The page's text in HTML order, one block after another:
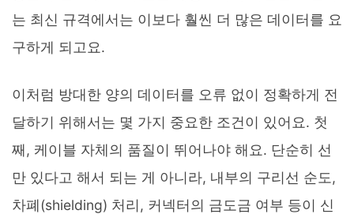
는 최신 규격에서는 이보다 훨씬 더 많은 데이터를 요
구하게 되고요.
이처럼 방대한 양의 데이터를 오류 없이 정확하게 전
달하기 위해서는 몇 가지 중요한 조건이 있어요. 첫
째, 케이블 자체의 품질이 뛰어나야 해요. 단순히 선
만 있다고 해서 되는 게 아니라, 내부의 구리선 순도,
차폐(shielding) 처리, 커넥터의 금도금 여부 등이 신